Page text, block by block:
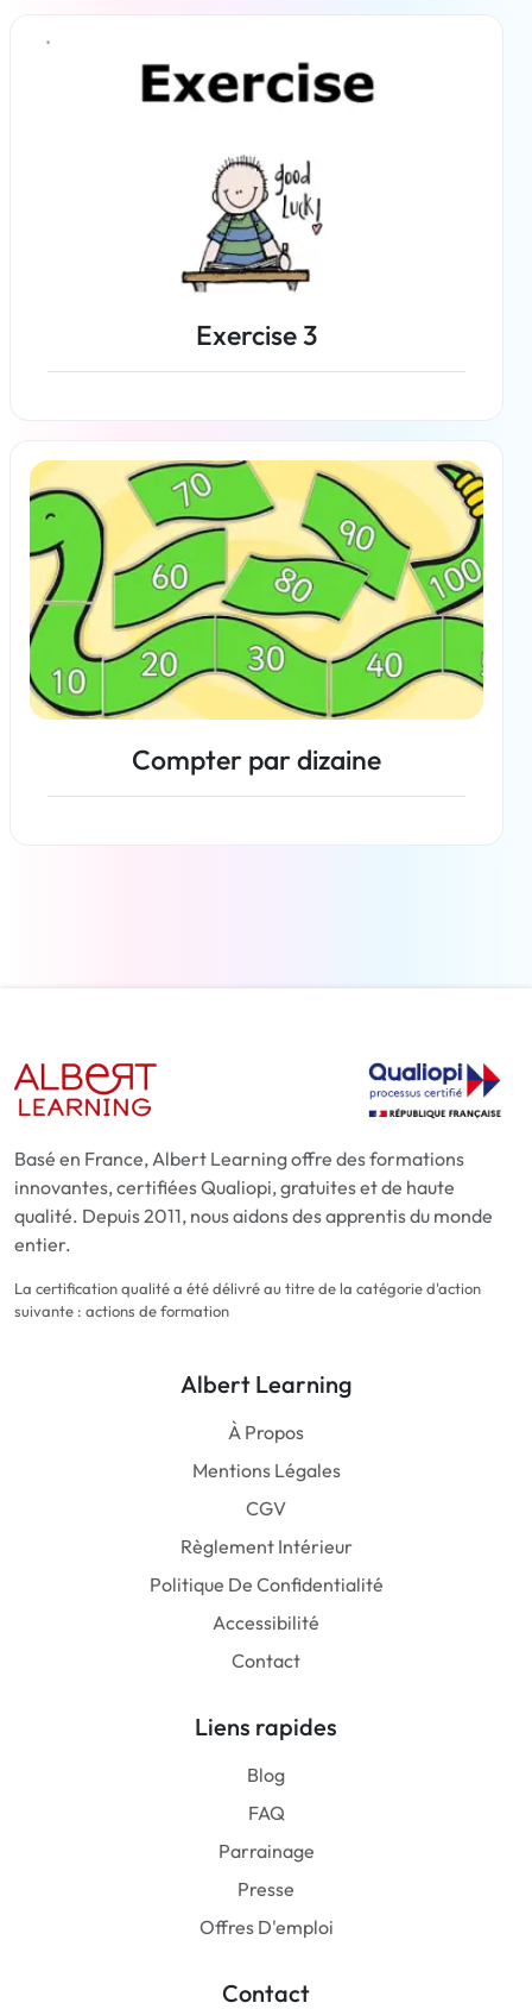
Exercise 3
En savoir plus
Compter par dizaine
Basé en France, Albert Learning offre des formations
innovantes, certifiées Qualiopi, gratuites et de haute
qualité. Depuis 2011, nous aidons des apprentis du monde
entier.
La certification qualité a été délivré au titre de la catégorie d'action
suivante : actions de formation
Albert Learning
À Propos
Mentions Légales
CGV
Règlement Intérieur
Politique De Confidentialité
Accessibilité
Contact
Liens rapides
Blog
FAQ
Parrainage
Presse
Offres D'emploi
Contact